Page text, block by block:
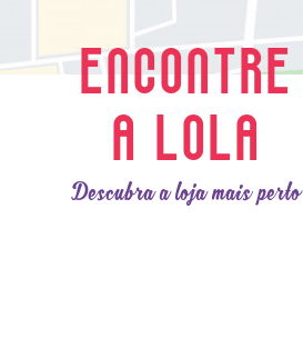
ENCONTRE
A LOLA
Descubra a loja mais perto